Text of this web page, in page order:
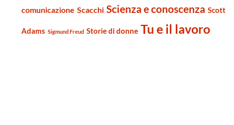
comunicazione Scacchi Scienza e conoscenza Scott
Adams Sigmund Freud Storie di donne Tu e il lavoro